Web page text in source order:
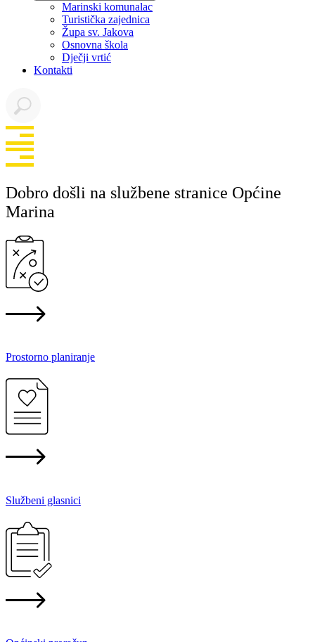
Marinski komunalac
Turistička zajednica
Župa sv. Jakova
Osnovna škola
Dječji vrtić
Kontakti
Dobro došli na službene stranice Općine
Marina
Prostorno planiranje
Službeni glasnici